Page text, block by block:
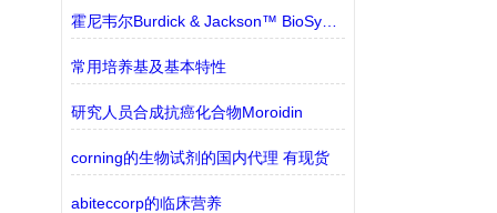
霍尼韦尔Burdick & Jackson™ BioSyn™ 溶剂和试剂 的特点
常用培养基及基本特性
研究人员合成抗癌化合物Moroidin
corning的生物试剂的国内代理 有现货
abiteccorp的临床营养